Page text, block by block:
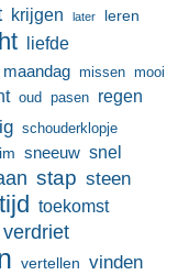
krijgen later leren
liefde
maandag missen mooi
oud pasen regen
schouderklopje
sneeuw snel
stap steen
tijd toekomst
verdriet
vertellen vinden